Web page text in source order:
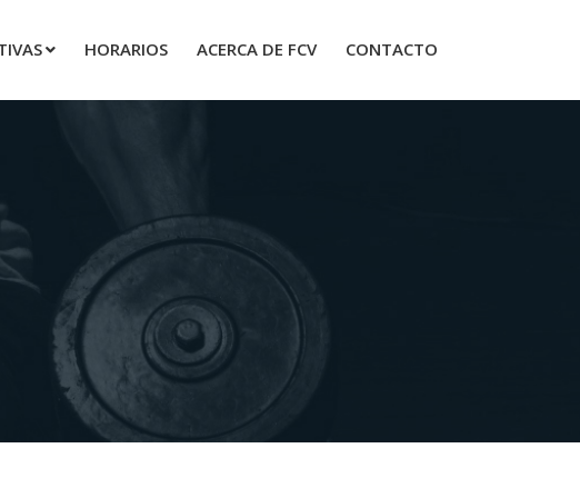
HORARIOS ACERCA DE FCV CONTACTO